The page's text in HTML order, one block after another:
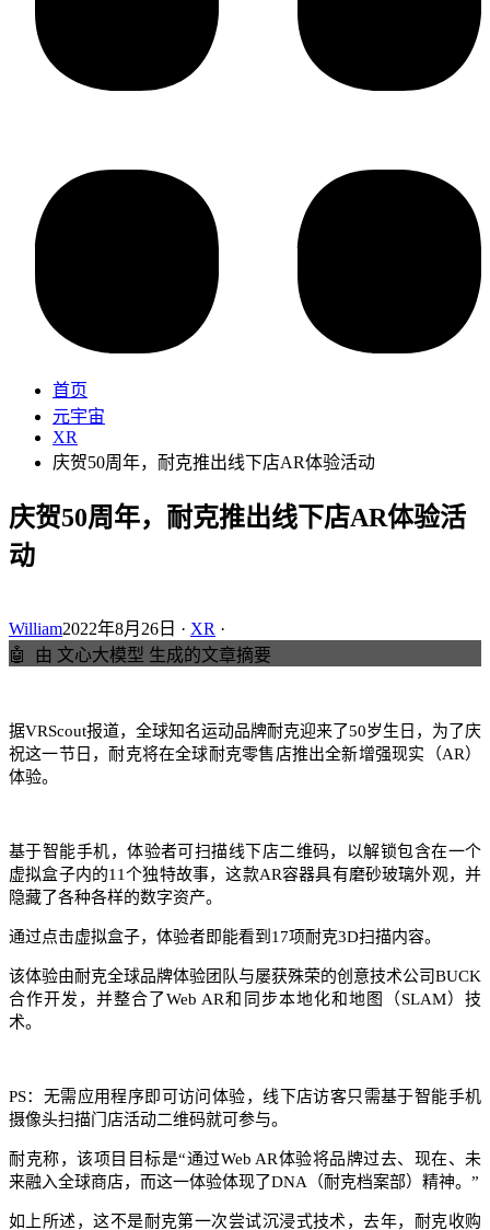
首页
元宇宙
XR
庆贺50周年，耐克推出线下店AR体验活动
庆贺50周年，耐克推出线下店AR体验活
动
William2022年8月26日 · XR ·
🤖
由 文心大模型 生成的文章摘要
据VRScout报道，全球知名运动品牌耐克迎来了50岁生日，为了庆
祝这一节日，耐克将在全球耐克零售店推出全新增强现实（AR）
体验。
基于智能手机，体验者可扫描线下店二维码，以解锁包含在一个
虚拟盒子内的11个独特故事，这款AR容器具有磨砂玻璃外观，并
隐藏了各种各样的数字资产。
通过点击虚拟盒子，体验者即能看到17项耐克3D扫描内容。
该体验由耐克全球品牌体验团队与屡获殊荣的创意技术公司BUCK
合作开发，并整合了Web AR和同步本地化和地图（SLAM）技
术。
PS：无需应用程序即可访问体验，线下店访客只需基于智能手机
摄像头扫描门店活动二维码就可参与。
耐克称，该项目目标是“通过Web AR体验将品牌过去、现在、未
来融入全球商店，而这一体验体现了DNA（耐克档案部）精神。”
如上所述，这不是耐克第一次尝试沉浸式技术，去年，耐克收购